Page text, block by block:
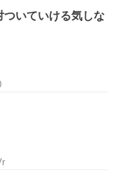
いていける気しな